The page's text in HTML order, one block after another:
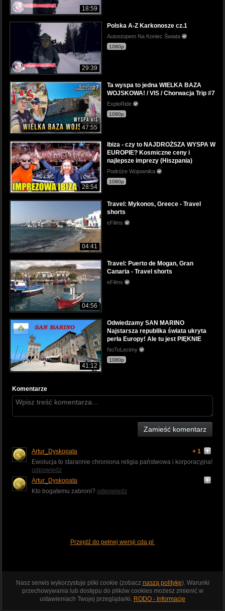
18:59
29:39
Polska A-Z Karkonosze cz.1
Autostopem Na Koniec Świata
1080p
47:55
Ta wyspa to jedna WIELKA BAZA
WOJSKOWA! / VIS / Chorwacja Trip #7
ExploRide
1080p
28:54
Ibiza - czy to NAJDROŻSZA WYSPA W
EUROPIE? Kosmiczne ceny i
najlepsze imprezy (Hiszpania)
Podróże Wojownika
1080p
04:41
Travel: Mykonos, Greece - Travel
shorts
eFilms
04:56
Travel: Puerto de Mogan, Gran
Canaria - Travel shorts
eFilms
41:12
Odwiedzamy SAN MARINO
Najstarsza republika świata ukryta
perła Europy! Ale tu jest PIĘKNIE
NoToLecimy
1080p
Komentarze
Zamieść komentarz
Artur_Dyskopata
+ 1
Ewolucja to starannie chroniona religia państwowa i korporacyjna!
odpowiedz
Artur_Dyskopata
Kto bogatemu zabroni? odpowiedz
Przejdź do pełnej wersji cda.pl
Nasz serwis wykorzystuje pliki cookie (zobacz naszą politykę). Warunki
przechowywania lub dostępu do plików cookies możesz zmienić w
ustawieniach Twojej przeglądarki. RODO - Informacje